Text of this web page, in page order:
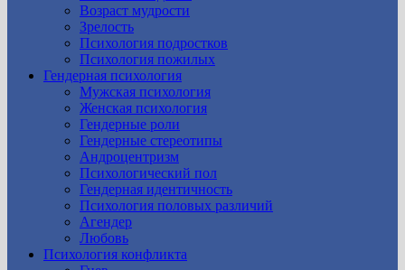
Возраст мудрости
Зрелость
Психология подростков
Психология пожилых
Гендерная психология
Мужская психология
Женская психология
Гендерные роли
Гендерные стереотипы
Андроцентризм
Психологический пол
Гендерная идентичность
Психология половых различий
Агендер
Любовь
Психология конфликта